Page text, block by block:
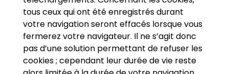
tous ceux qui ont été enregistrés durant
votre navigation seront effacés lorsque vous
fermerez votre navigateur. Il ne s’agit donc
pas d’une solution permettant de refuser les
cookies ; cependant leur durée de vie reste